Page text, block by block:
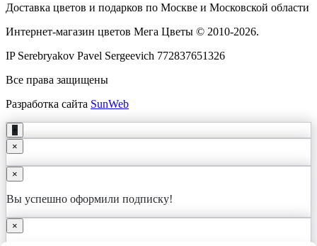
Доставка цветов и подарков по Москве и Московской области
Интернет-магазин цветов Мега Цветы © 2010-2026.
IP Serebryakov Pavel Sergeevich 772837651326
Все права защищены
Разработка сайта SunWeb
+
×
×
Вы успешно оформили подписку!
×